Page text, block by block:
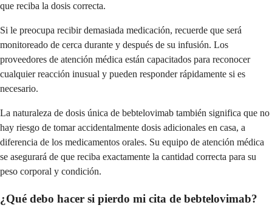
que reciba la dosis correcta.
Si le preocupa recibir demasiada medicación, recuerde que será
monitoreado de cerca durante y después de su infusión. Los
proveedores de atención médica están capacitados para reconocer
cualquier reacción inusual y pueden responder rápidamente si es
necesario.
La naturaleza de dosis única de bebtelovimab también significa que no
hay riesgo de tomar accidentalmente dosis adicionales en casa, a
diferencia de los medicamentos orales. Su equipo de atención médica
se asegurará de que reciba exactamente la cantidad correcta para su
peso corporal y condición.
¿Qué debo hacer si pierdo mi cita de bebtelovimab?